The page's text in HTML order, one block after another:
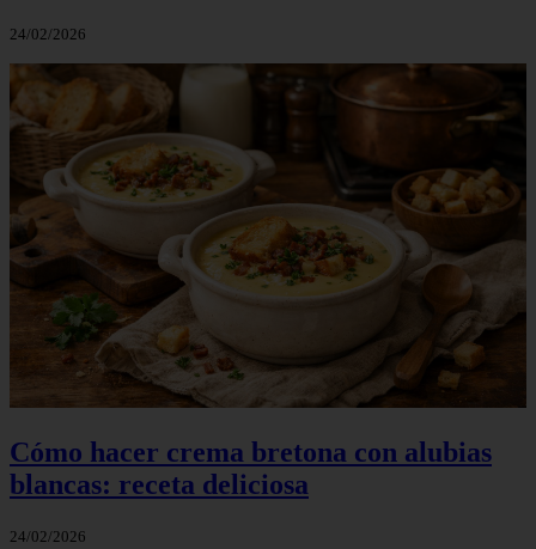
24/02/2026
Cómo hacer crema bretona con alubias
blancas: receta deliciosa
24/02/2026